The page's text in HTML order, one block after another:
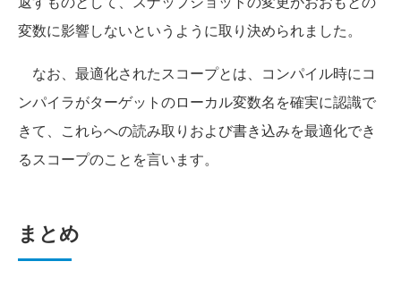
変数に影響しないというように取り決められました。
なお、最適化されたスコープとは、コンパイル時にコ
ンパイラがターゲットのローカル変数名を確実に認識で
きて、これらへの読み取りおよび書き込みを最適化でき
るスコープのことを言います。
まとめ